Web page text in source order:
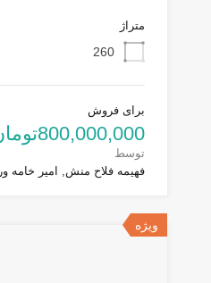
متراژ
260
برای فروش
800,000,000تومان
توسط
فهیمه فلاح منش, امیر خامه ور
ویژه